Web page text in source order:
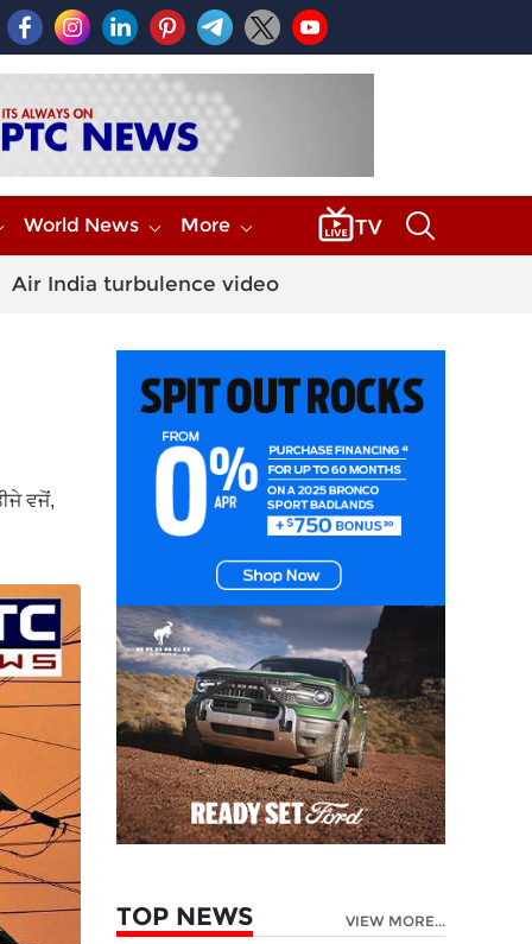
World News More
Air India turbulence video
ਵਜੋਂ,
TOP NEWS VIEW MORE...